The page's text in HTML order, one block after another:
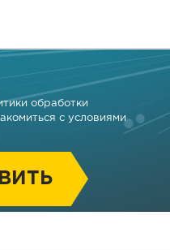
обработки
с условиями